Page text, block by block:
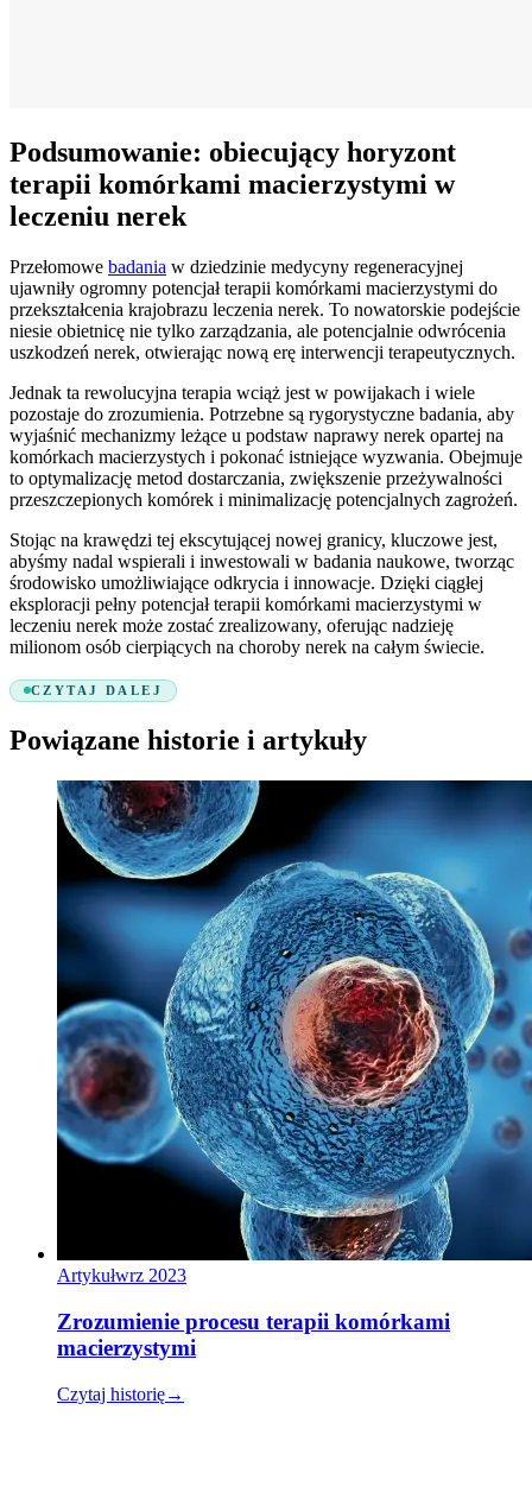
Podsumowanie: obiecujący horyzont
terapii komórkami macierzystymi w
leczeniu nerek
Przełomowe badania w dziedzinie medycyny regeneracyjnej
ujawniły ogromny potencjał terapii komórkami macierzystymi do
przekształcenia krajobrazu leczenia nerek. To nowatorskie podejście
niesie obietnicę nie tylko zarządzania, ale potencjalnie odwrócenia
uszkodzeń nerek, otwierając nową erę interwencji terapeutycznych.
Jednak ta rewolucyjna terapia wciąż jest w powijakach i wiele
pozostaje do zrozumienia. Potrzebne są rygorystyczne badania, aby
wyjaśnić mechanizmy leżące u podstaw naprawy nerek opartej na
komórkach macierzystych i pokonać istniejące wyzwania. Obejmuje
to optymalizację metod dostarczania, zwiększenie przeżywalności
przeszczepionych komórek i minimalizację potencjalnych zagrożeń.
Stojąc na krawędzi tej ekscytującej nowej granicy, kluczowe jest,
abyśmy nadal wspierali i inwestowali w badania naukowe, tworząc
środowisko umożliwiające odkrycia i innowacje. Dzięki ciągłej
eksploracji pełny potencjał terapii komórkami macierzystymi w
leczeniu nerek może zostać zrealizowany, oferując nadzieję
milionom osób cierpiących na choroby nerek na całym świecie.
CZYTAJ DALEJ
Powiązane historie i artykuły
Artykułwrz 2023
Zrozumienie procesu terapii komórkami
macierzystymi
Czytaj historię→